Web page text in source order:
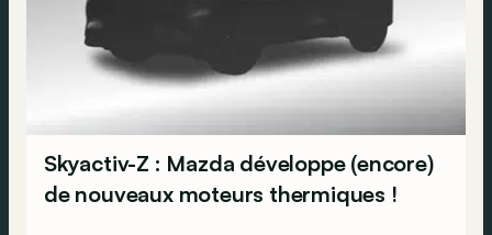
Skyactiv-Z : Mazda développe (encore)
de nouveaux moteurs thermiques !